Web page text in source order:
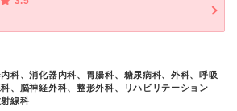
科、消化器内科、胃腸科、糖尿病科、外科、呼吸
、脳神経外科、整形外科、リハビリテーション
線科